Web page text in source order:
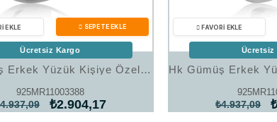
Hk Gümüş Erkek Yüzük Kişiye Özel Oval |Gümüş Takı Hediyelik Ürünler
925MR11003388
₺2.904,17
Ücretsiz Kargo
₺4.937,09
Ücretsiz